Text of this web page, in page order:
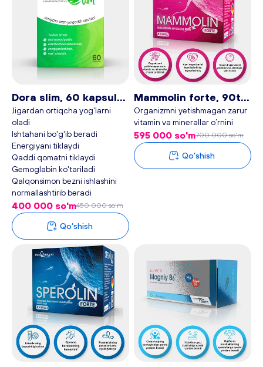
Dora slim, 60 kapsula
- Plan baby
Jigardan ortiqcha yog'larni
oladi
Ishtahani bo'g'ib beradi
Energiyani tiklaydi
Qaddi qomatni tiklaydi
Gemoglabin ko'tariladi
Qalqonsimon bezni ishlashini
normallashtirib beradi
400 000 so'm450 000 so'm
Qo‘shish
Mammolin forte, 90ta
kapsula - Plan baby
Оrganizmni yetishmagan zarur
vitamin va minerallar o’rnini
to’ldirish;
Аyol organizmini homiladorlikka
tayyorlashda;
Tuxum hujayralarni yetiltirish va
595 000 so'm700 000 so'm
Qo‘shish